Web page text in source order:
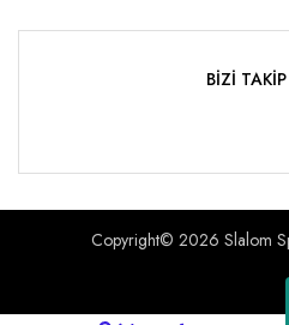
BİZİ
Copyright© 2026 Slalom